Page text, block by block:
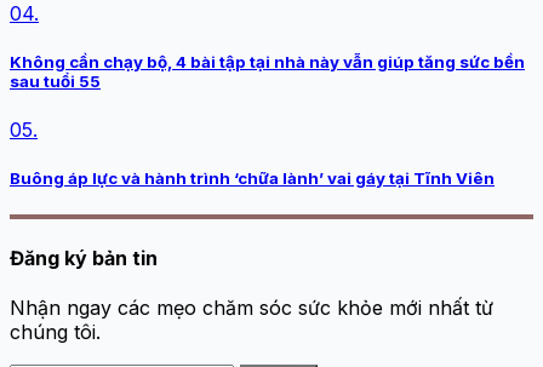
04.
Không cần chạy bộ, 4 bài tập tại nhà này vẫn giúp tăng sức bền
sau tuổi 55
05.
Buông áp lực và hành trình ‘chữa lành’ vai gáy tại Tĩnh Viên
Đăng ký bản tin
Nhận ngay các mẹo chăm sóc sức khỏe mới nhất từ
chúng tôi.